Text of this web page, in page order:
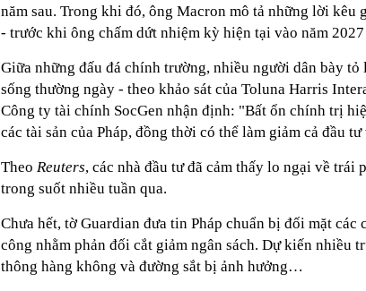
năm sau. Trong khi đó, ông Macron mô tả những lời kêu
- trước khi ông chấm dứt nhiệm kỳ hiện tại vào năm
Giữa những đấu đá chính trường, nhiều người dân bày
sống thường ngày - theo khảo sát của Toluna Harris
Công ty tài chính SocGen nhận định: "Bất ổn chính trị
các tài sản của Pháp, đồng thời có thể làm giảm cả đầu
Theo Reuters, các nhà đầu tư đã cảm thấy lo ngại về trái
trong suốt nhiều tuần qua.
Chưa hết, tờ Guardian đưa tin Pháp chuẩn bị đối mặt
công nhằm phản đối cắt giảm ngân sách. Dự kiến nhiều
thông hàng không và đường sắt bị ảnh hưởng…